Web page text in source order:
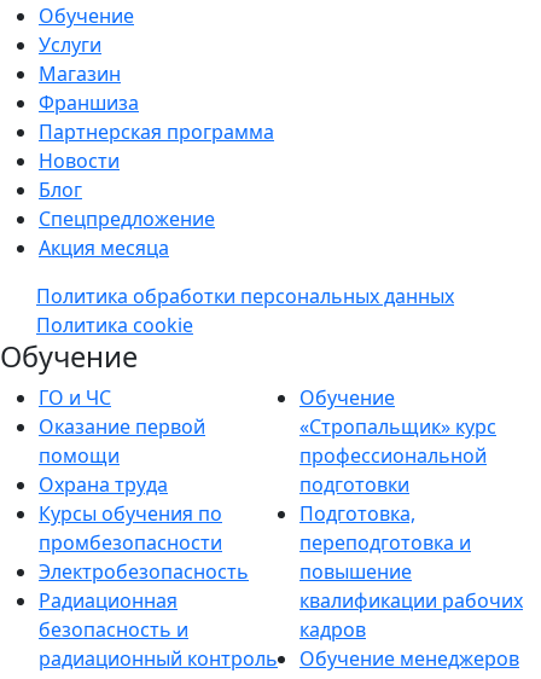
Обучение
Услуги
Магазин
Франшиза
Партнерская программа
Новости
Блог
Спецпредложение
Акция месяца
Политика обработки персональных данных
Политика cookie
Обучение
ГО и ЧС
Оказание первой
помощи
Охрана труда
Курсы обучения по
промбезопасности
Электробезопасность
Радиационная
безопасность и
радиационный контроль
Обучение
«Стропальщик» курс
профессиональной
подготовки
Подготовка,
переподготовка и
повышение
квалификации рабочих
кадров
Обучение менеджеров